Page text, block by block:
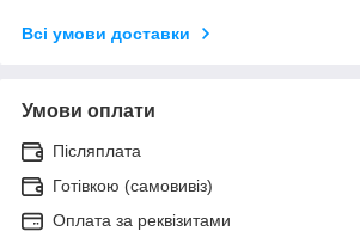
Всі умови доставки
Умови оплати
Післяплата
Готівкою (самовивіз)
Оплата за реквізитами